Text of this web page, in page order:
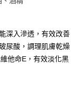
付方式。 讓您購物簡單
深入滲透，有效改善
尿酸，調理肌膚乾燥
他命E，有效淡化黑